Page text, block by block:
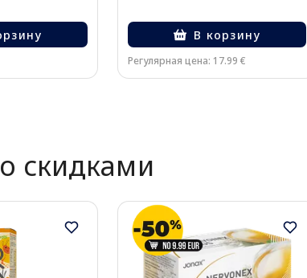
В корзину
Регулярная цена: 17.99 €
скидками